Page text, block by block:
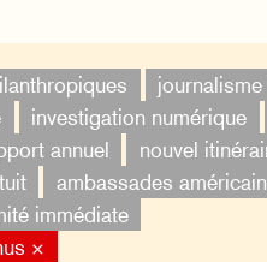
investigation numérique
annuel nouvel
ambassades
immédiate
×